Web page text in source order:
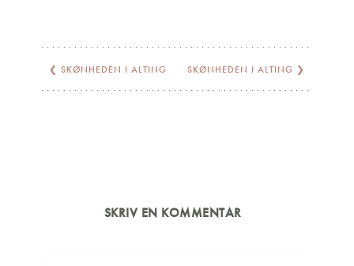
❮ SKØNHEDEN I ALTING SKØNHEDEN I ALTING ❯
SKRIV EN KOMMENTAR